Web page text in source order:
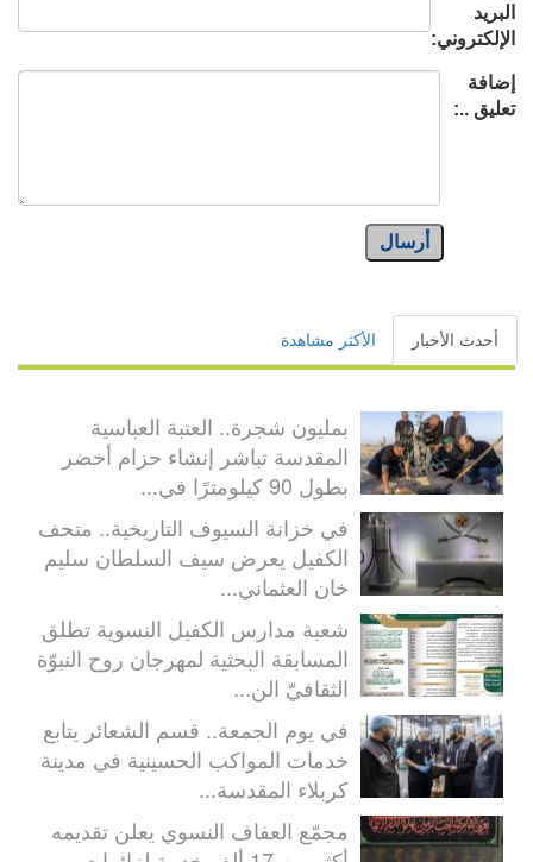
البريد
الإلكتروني:
إضافة
تعليق ..:
أرسال
أحدث الأخبار الأكثر مشاهدة
بمليون شجرة.. العتبة العباسية
المقدسة تباشر إنشاء حزام أخضر
بطول 90 كيلومترًا في...
في خزانة السيوف التاريخية.. متحف
الكفيل يعرض سيف السلطان سليم
خان العثماني...
شعبة مدارس الكفيل النسوية تطلق
المسابقة البحثية لمهرجان روح النبوّة
الثقافيّ الن...
في يوم الجمعة.. قسم الشعائر يتابع
خدمات المواكب الحسينية في مدينة
كربلاء المقدسة...
مجمّع العفاف النسوي يعلن تقديمه